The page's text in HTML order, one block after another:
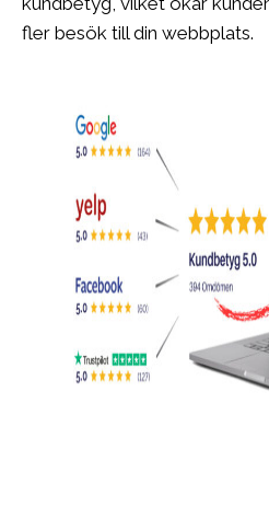
fler besök till din webbplats.